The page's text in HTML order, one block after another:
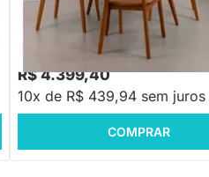
Cadeiras Lalá Estofada PU -
R$ 4.399,40
10x de R$ 439,94 sem juros
COMPRAR